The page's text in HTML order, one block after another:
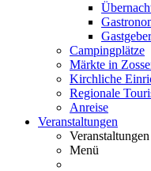
Campingplätze
Märkte in
Kirchliche
Regionale
Anreise
Veranstaltungen
Veranstaltungen
Menü